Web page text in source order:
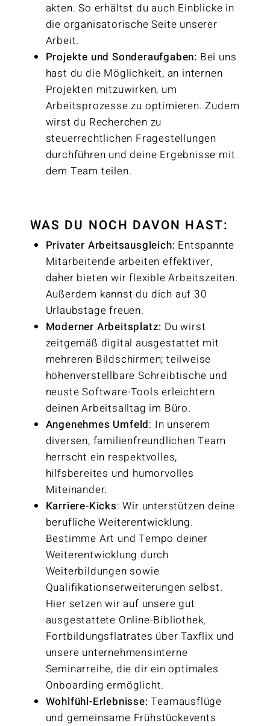
akten. So erhältst du auch Einblicke in
die organisatorische Seite unserer
Arbeit.
Projekte und Sonderaufgaben: Bei uns
hast du die Möglichkeit, an internen
Projekten mitzuwirken, um
Arbeitsprozesse zu optimieren. Zudem
wirst du Recherchen zu
steuerrechtlichen Fragestellungen
durchführen und deine Ergebnisse mit
dem Team teilen.
WAS DU NOCH DAVON HAST:
Privater Arbeitsausgleich: Entspannte
Mitarbeitende arbeiten effektiver,
daher bieten wir flexible Arbeitszeiten.
Außerdem kannst du dich auf 30
Urlaubstage freuen.
Moderner Arbeitsplatz: Du wirst
zeitgemäß digital ausgestattet mit
mehreren Bildschirmen; teilweise
höhenverstellbare Schreibtische und
neuste Software-Tools erleichtern
deinen Arbeitsalltag im Büro.
Angenehmes Umfeld: In unserem
diversen, familienfreundlichen Team
herrscht ein respektvolles,
hilfsbereites und humorvolles
Miteinander.
Karriere-Kicks: Wir unterstützen deine
berufliche Weiterentwicklung.
Bestimme Art und Tempo deiner
Weiterentwicklung durch
Weiterbildungen sowie
Qualifikationserweiterungen selbst.
Hier setzen wir auf unsere gut
ausgestattete Online-Bibliothek,
Fortbildungsflatrates über Taxflix und
unsere unternehmensinterne
Seminarreihe, die dir ein optimales
Onboarding ermöglicht.
Wohlfühl-Erlebnisse:Teamausflüge
und gemeinsame Frühstückevents